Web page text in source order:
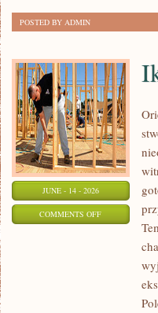
POSTED BY ADMIN
JUNE - 14 - 2026
COMMENTS OFFON